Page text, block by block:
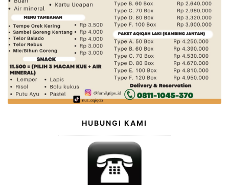
HUBUNGI KAMI